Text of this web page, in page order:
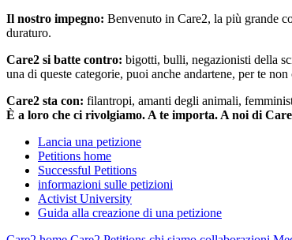
Il nostro impegno: Benvenuto in Care2, la più grande
duraturo.
Care2 si batte contro: bigotti, bulli, negazionisti della
una di queste categorie, puoi anche andartene, per te
Care2 sta con: filantropi, amanti degli animali,
È a loro che ci rivolgiamo. A te importa. A noi di
Lancia una petizione
Petitions home
Successful Petitions
informazioni sulle petizioni
Activist University
Guida alla creazione di una petizione